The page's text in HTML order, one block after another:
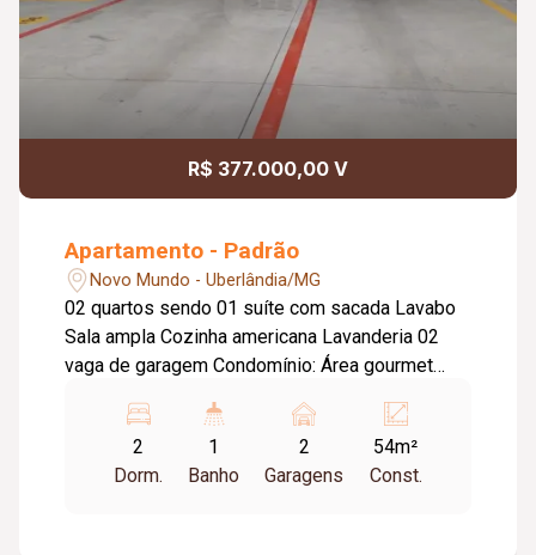
R$ 377.000,00 V
Apartamento - Padrão
Novo Mundo - Uberlândia/MG
02 quartos sendo 01 suíte com sacada Lavabo
Sala ampla Cozinha americana Lavanderia 02
vaga de garagem Condomínio: Área gourmet
2
Dorm.
1
Banho
2
Garagens
54m²
Const.